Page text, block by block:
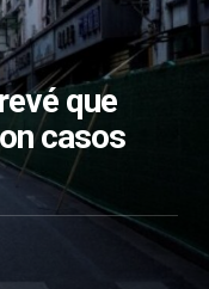
que
casos